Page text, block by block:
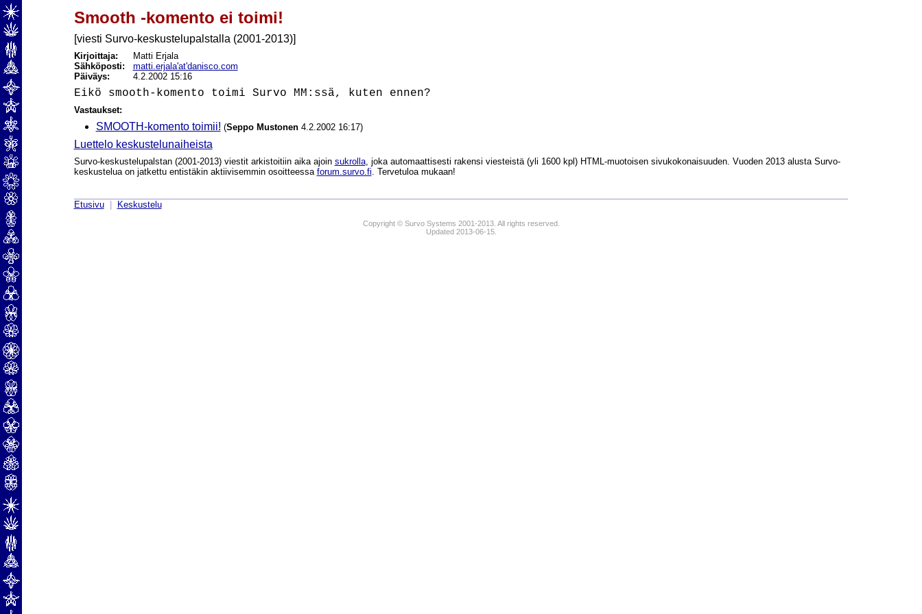
Smooth -komento ei toimi!
[viesti Survo-keskustelupalstalla (2001-2013)]
Kirjoittaja:
Matti Erjala
Sähköposti: matti.erjala'at'danisco.com
Päiväys:
4.2.2002 15:16
Vastaukset:
SMOOTH-komento toimii! (Seppo Mustonen4.2.2002 16:17)
Luettelo keskustelunaiheista
Survo-keskustelupalstan (2001-2013) viestit arkistoitiin aika ajoin sukrolla, joka automaattisesti rakensi viesteistä (yli 1600 kpl) HTML-muotoisen sivukokonaisuuden. Vuoden 2013 alusta Survo-
keskustelua on jatkettu entistäkin aktiivisemmin osoitteessa forum.survo.fi. Tervetuloa mukaan!
Etusivu| Keskustelu
Copyright © Survo Systems 2001-2013. All rights reserved.
Updated 2013-06-15.